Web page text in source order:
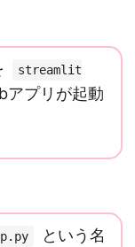
streamlit
アプリが起動
という名